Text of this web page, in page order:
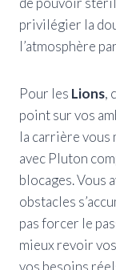
privilégier la
l’atmosphère
Pour les Lions,
point sur vos
la carrière vous
avec Pluton
blocages. Vous
obstacles
pas forcer le
mieux revoir
vos besoins